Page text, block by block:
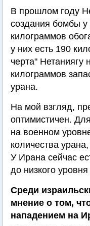
В прошлом году
создания бомбы
килограммов
у них есть 190
черта" Нетаниягу
килограммов
урана.
На мой взгляд,
оптимистичен.
на военном
количества
У Ирана сейчас
до низкого
Среди
мнение о том,
нападением на